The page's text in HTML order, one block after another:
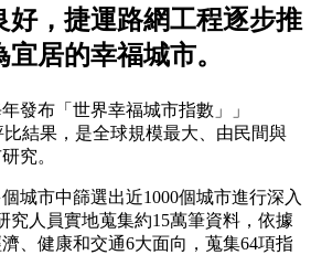
好，捷運路網工程逐步推
居的幸福城市。
發布「世界幸福城市指數」」
比結果，是全球規模最大、由民間與
究。
城市中篩選出近1000個城市進行深入
究人員實地蒐集約15萬筆資料，依據
、健康和交通6大面向，蒐集64項指